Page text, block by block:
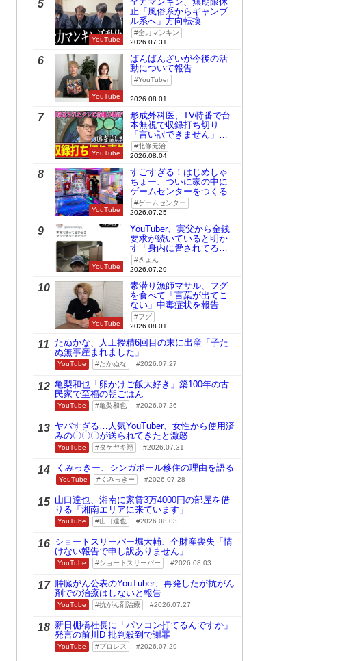
5
YouTube
止「風俗系からギャンブ
ル系へ」方向転換
全力マンキン
2026.07.31
6
YouTube
ばんばんざいが今後の活
動について報告
YouTuber
2026.08.01
7
YouTube
形成外科医、TV特番で台
本無視で収録打ち切り
「言い訳できません」と
謝罪北條元治
2026.08.04
8
YouTube
すごすぎる！はじめしゃ
ちょー、ついに家の中に
ゲームセンターをつくる
ゲームセンター
2026.07.25
9
YouTube
YouTuber、実父から金銭
要求が続いていると明か
す「身内に脅されてる
の」きょん
2026.07.29
10
YouTube
素潜り漁師マサル、フグ
を食べて「言葉が出てこ
ない」中毒症状を報告
フグ
2026.08.01
11
たぬかな、人工授精6回目の末に出産「子た
ぬ無事産まれました」
YouTube たかぬな 2026.07.27
12 亀梨和也「卵かけご飯大好き」築100年の古
民家で至福の朝ごはん
YouTube 亀梨和也 2026.07.26
13 ヤバすぎる…人気YouTuber、女性から使用済
みの〇〇〇が送られてきたと激怒
YouTube タケヤキ翔 2026.07.31
14 くみっきー、シンガポール移住の理由を語る
YouTube くみっきー 2026.07.28
15 山口達也、湘南に家賃3万4000円の部屋を借
りる「湘南エリアに来ています」
YouTube 山口達也 2026.08.03
16 ショートスリーパー堀大輔、全財産喪失「情
けない報告で申し訳ありません」
YouTube ショートスリーパー 2026.08.03
17 膵臓がん公表のYouTuber、再発したが抗がん
剤での治療はしないと報告
YouTube 抗がん剤治療 2026.07.27
18 新日棚橋社長に「パソコン打てるんですか」
発言の前川D 批判殺到で謝罪
YouTube プロレス 2026.07.29